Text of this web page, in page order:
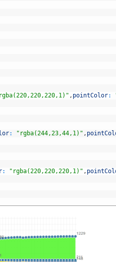
, pointColor:
: "rgba(244,23,44,1)" ,
: "rgba(220,220,220,1)" ,